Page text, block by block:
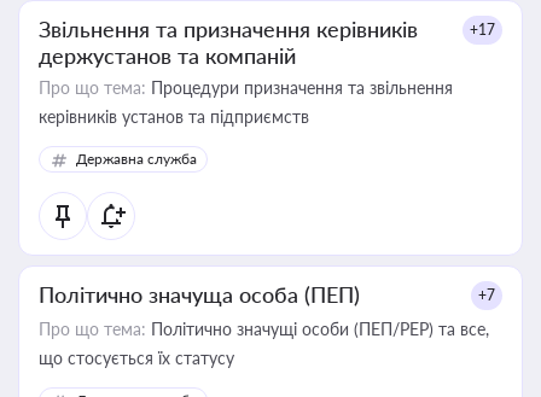
Звільнення та призначення керівників
держустанов та компаній
+17
Про що тема: Процедури призначення та звільнення
керівників установ та підприємств
Державна служба
Політично значуща особа (ПЕП) +7
Про що тема: Політично значущі особи (ПЕП/PEP) та все,
що стосується їх статусу